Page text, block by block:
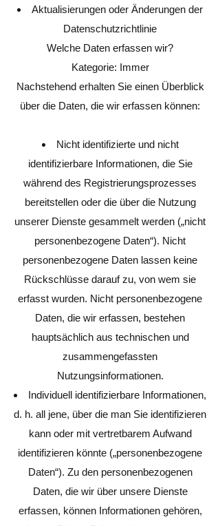
Aktualisierungen oder Änderungen der
Datenschutzrichtlinie
Welche Daten erfassen wir?
Kategorie: Immer
Nachstehend erhalten Sie einen Überblick
über die Daten, die wir erfassen können:
Nicht identifizierte und nicht
identifizierbare Informationen, die Sie
während des Registrierungsprozesses
bereitstellen oder die über die Nutzung
unserer Dienste gesammelt werden („nicht
personenbezogene Daten“). Nicht
personenbezogene Daten lassen keine
Rückschlüsse darauf zu, von wem sie
erfasst wurden. Nicht personenbezogene
Daten, die wir erfassen, bestehen
hauptsächlich aus technischen und
zusammengefassten
Nutzungsinformationen.
Individuell identifizierbare Informationen,
d. h. all jene, über die man Sie identifizieren
kann oder mit vertretbarem Aufwand
identifizieren könnte („personenbezogene
Daten“). Zu den personenbezogenen
Daten, die wir über unsere Dienste
erfassen, können Informationen gehören,